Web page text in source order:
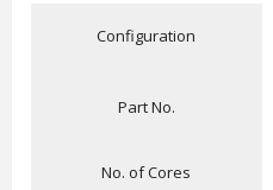
Configuration
Part No.
No. of Cores